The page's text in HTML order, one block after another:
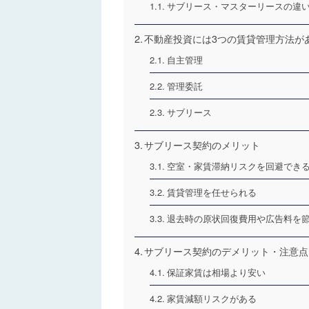
サブリース・マスターリースの違
不動産投資には3つの賃貸管理方法が
自主管理
管理委託
サブリース
サブリース契約のメリット
空室・家賃滞納リスクを回避できる
賃貸管理を任せられる
退去時の原状回復費用や広告料を
サブリース契約のデメリット・注意点
保証家賃は相場より安い
家賃減額リスクがある